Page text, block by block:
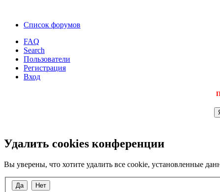
Список форумов
FAQ
Search
Пользователи
Регистрация
Вход
Удалить cookies конференции
Вы уверены, что хотите удалить все cookie, установленные